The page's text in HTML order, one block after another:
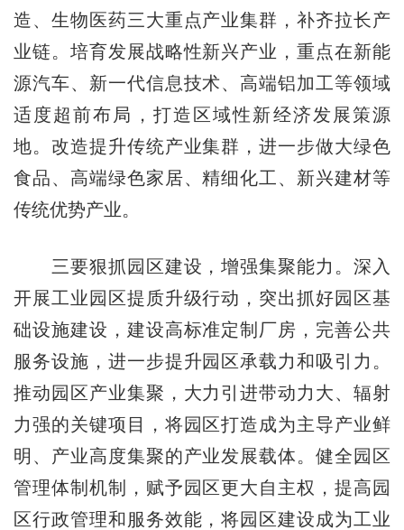
造、生物医药三大重点产业集群，补齐拉长产
业链。培育发展战略性新兴产业，重点在新能
源汽车、新一代信息技术、高端铝加工等领域
适度超前布局，打造区域性新经济发展策源
地。改造提升传统产业集群，进一步做大绿色
食品、高端绿色家居、精细化工、新兴建材等
传统优势产业。
三要狠抓园区建设，增强集聚能力。深入
开展工业园区提质升级行动，突出抓好园区基
础设施建设，建设高标准定制厂房，完善公共
服务设施，进一步提升园区承载力和吸引力。
推动园区产业集聚，大力引进带动力大、辐射
力强的关键项目，将园区打造成为主导产业鲜
明、产业高度集聚的产业发展载体。健全园区
管理体制机制，赋予园区更大自主权，提高园
区行政管理和服务效能，将园区建设成为工业